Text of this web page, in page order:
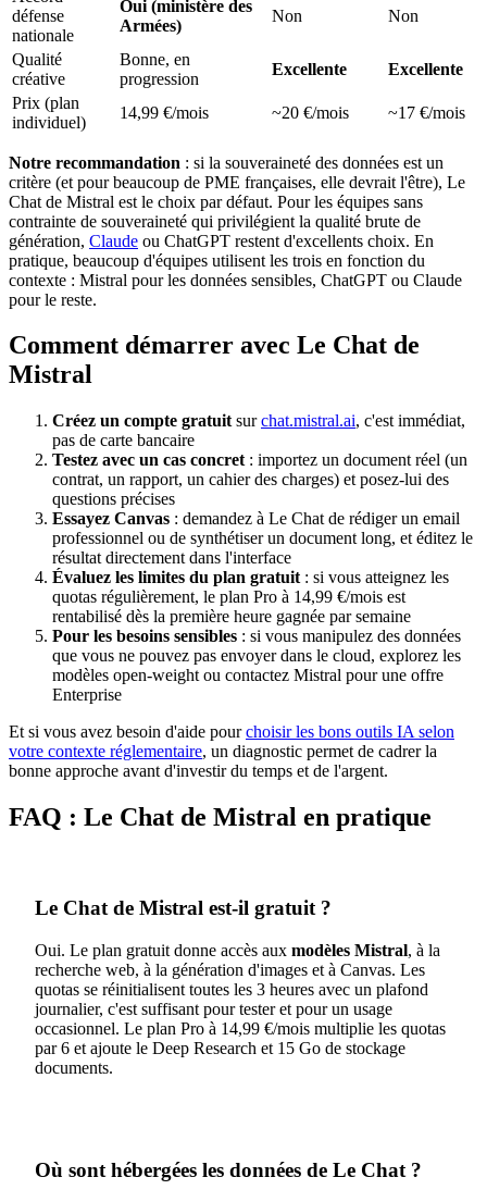
défense
nationale
Oui (ministère des
Armées)
Non Non
Qualité
créative
Bonne, en
progression
Excellente
Excellente
Prix (plan
individuel)
14,99 €/mois ~20 €/mois ~17 €/mois
Notre recommandation : si la souveraineté des données est un
critère (et pour beaucoup de PME françaises, elle devrait l'être), Le
Chat de Mistral est le choix par défaut. Pour les équipes sans
contrainte de souveraineté qui privilégient la qualité brute de
génération, Claude ou ChatGPT restent d'excellents choix. En
pratique, beaucoup d'équipes utilisent les trois en fonction du
contexte : Mistral pour les données sensibles, ChatGPT ou Claude
pour le reste.
Comment démarrer avec Le Chat de
Mistral
Créez un compte gratuit surchat.mistral.ai, c'est immédiat,
pas de carte bancaire
Testez avec un cas concret : importez un document réel (un
contrat, un rapport, un cahier des charges) et posez-lui des
questions précises
Essayez Canvas : demandez à Le Chat de rédiger un email
professionnel ou de synthétiser un document long, et éditez le
résultat directement dans l'interface
Évaluez les limites du plan gratuit : si vous atteignez les
quotas régulièrement, le plan Pro à 14,99 €/mois est
rentabilisé dès la première heure gagnée par semaine
Pour les besoins sensibles : si vous manipulez des données
que vous ne pouvez pas envoyer dans le cloud, explorez les
modèles open-weight ou contactez Mistral pour une offre
Enterprise
Et si vous avez besoin d'aide pourchoisir les bons outils IA selon
votre contexte réglementaire, un diagnostic permet de cadrer la
bonne approche avant d'investir du temps et de l'argent.
FAQ : Le Chat de Mistral en pratique
Le Chat de Mistral est-il gratuit ?
Oui. Le plan gratuit donne accès aux modèles Mistral, à la
recherche web, à la génération d'images et à Canvas. Les
quotas se réinitialisent toutes les 3 heures avec un plafond
journalier, c'est suffisant pour tester et pour un usage
occasionnel. Le plan Pro à 14,99 €/mois multiplie les quotas
par 6 et ajoute le Deep Research et 15 Go de stockage
documents.
Où sont hébergées les données de Le Chat ?